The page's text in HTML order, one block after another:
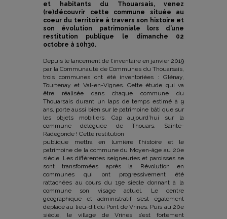
et habitants du Thouarsais, venez
(re)découvrir cette commune située au
coeur du territoire à travers son histoire et
son évolution patrimoniale lors d’une
restitution publique le dimanche 02
octobre à 10h30.
Depuis le lancement de l’inventaire en janvier 2019
par la Communauté de Communes du Thouarsais,
trois communes ont été inventoriées : Glénay,
Tourtenay et Val-en-Vignes. Cette étude qui va
être réalisée dans chaque commune du
Thouarsais durant un laps de temps estimé à 9
ans, porte aussi bien sur le patrimoine bâti que sur
les objets mobiliers. Cap aujourd’hui sur la
commune déléguée de Thouars, Sainte-
Radegonde ! Cette restitution
publique mettra en lumière l’histoire et le
patrimoine de la commune du Moyen-âge au 20e
siècle. Les différentes seigneuries et paroisses se
sont transformées après la Révolution en
communes qui ont progressivement été
rattachées au cours du 19e siècle donnant à la
commune son visage actuel. Le centre
géographique et administratif s’est également
déplacé au lieu-dit du Pont de Vrines. Puis au 20e
siècle, le village de Vrines s’est fortement